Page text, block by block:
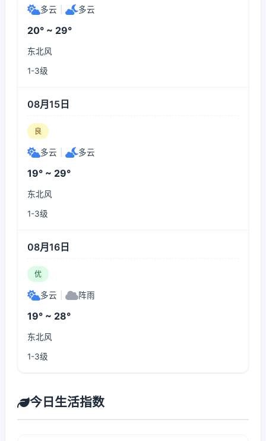
多云 多云
20° ~ 29°
东北风
1-3级
08月15日
良
多云 多云
19° ~ 29°
东北风
1-3级
08月16日
优
多云 阵雨
19° ~ 28°
东北风
1-3级
今日生活指数